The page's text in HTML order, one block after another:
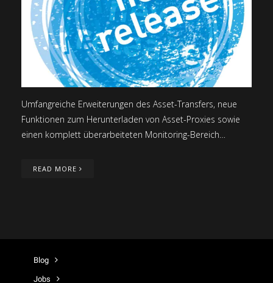
Umfangreiche Erweiterungen des Asset-Transfers, neue
Funktionen zum Herunterladen von Asset-Proxies sowie
einen komplett überarbeiteten Monitoring-Bereich…
READ MORE
Blog
Jobs